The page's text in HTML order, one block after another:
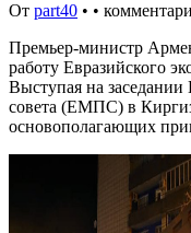
От part40 • •
Премьер-министр
работу Евразийского
Выступая на заседании
совета (ЕМПС) в
основополагающих